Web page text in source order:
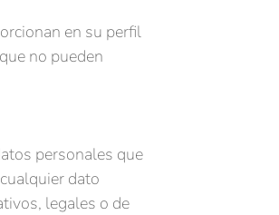
en su perfil
no pueden
personales que
dato
legales o de